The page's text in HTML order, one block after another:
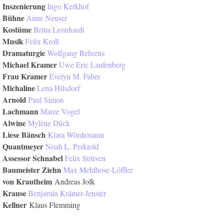
InszenierungIngo Kerkhof
Bühne Anne Neuser
KostümeBritta Leonhardt
MusikFelix Kroll
DramaturgieWolfgang Behrens
Michael KramerUwe Eric Laufenberg
Frau KramerEvelyn M. Faber
MichalineLena Hilsdorf
ArnoldPaul Simon
LachmannMatze Vogel
AlwineMylène Dück
Liese Bänsch Klara Wördemann
QuantmeyerNoah L. Perktold
Assessor SchnabelFelix Strüven
Baumeister ZiehnMax Mehlhose-Löffler
von Krautheim Andreas Jolk
KrauseBenjamin Krämer-Jenster
Kellner Klaus Flemming